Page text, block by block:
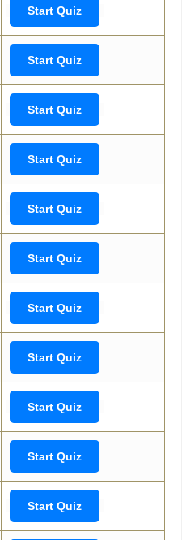
Start Quiz
Start Quiz
Start Quiz
Start Quiz
Start Quiz
Start Quiz
Start Quiz
Start Quiz
Start Quiz
Start Quiz
Start Quiz